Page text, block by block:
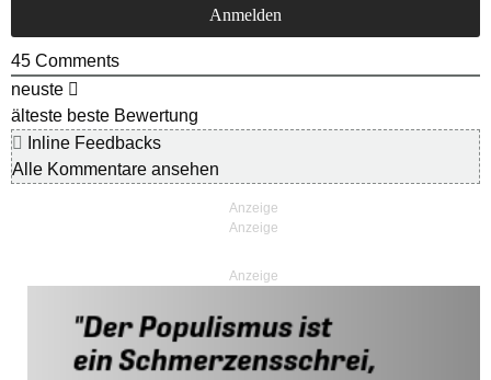
45 Comments
neuste
älteste beste Bewertung
Inline Feedbacks
Alle Kommentare ansehen
Anzeige